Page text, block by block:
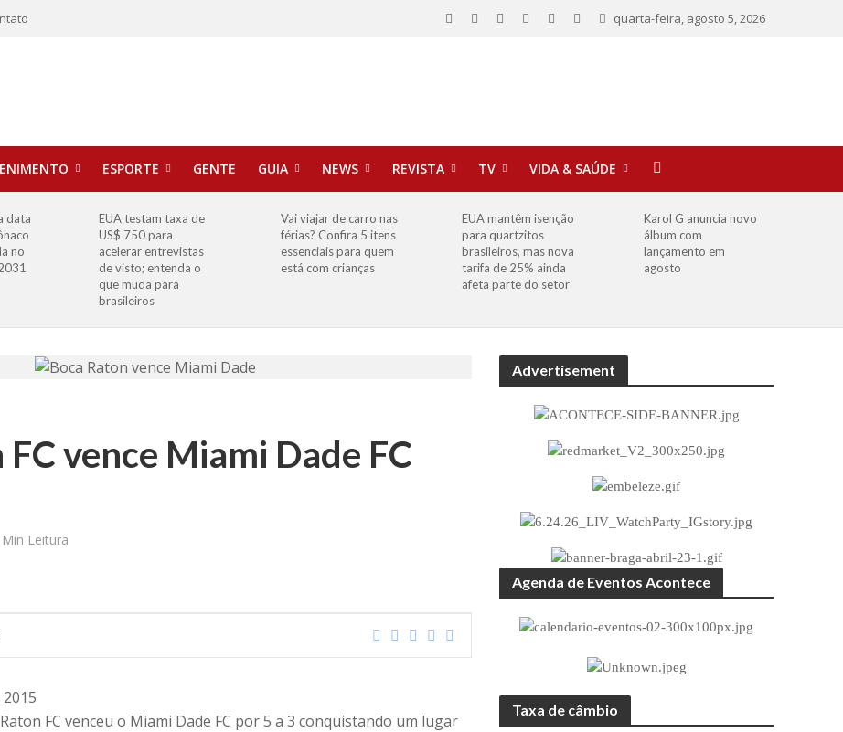
quarta-feira, agosto 5, 2026
ESPORTE GENTE GUIA NEWS REVISTA TV VIDA & SAÚDE
data
no
EUA testam taxa de
US$ 750 para
acelerar entrevistas
de visto; entenda o
que muda para
brasileiros
Vai viajar de carro nas
férias? Confira 5 itens
essenciais para quem
está com crianças
EUA mantêm isenção
para quartzitos
brasileiros, mas nova
tarifa de 25% ainda
afeta parte do setor
Karol G anuncia novo
álbum com
lançamento em
agosto
vence Miami Dade FC
Leitura
FC venceu o Miami Dade FC por 5 a 3 conquistando um lugar
Advertisement
Agenda de Eventos Acontece
Taxa de câmbio